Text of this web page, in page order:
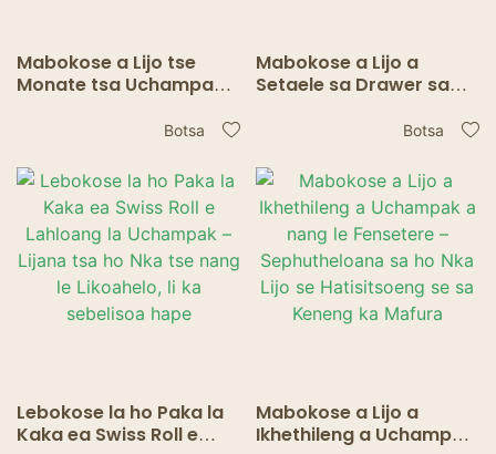
Mabokose a Lijo tse
Monate tsa Uchampak a
oa Eco Insert bakeng sa
Botsa
Mabokose a Lijo a
Setaele sa Drawer sa
Sephutheloana sa
se nang le Dividers
Botsa
Lebokose la ho Paka la
Kaka ea Swiss Roll e
Mabokose a Lijo a
Ikhethileng a Uchampak